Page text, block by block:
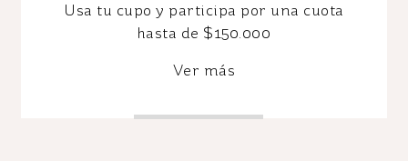
Usa tu cupo y participa por una cuota
hasta de $150.000
Ver más